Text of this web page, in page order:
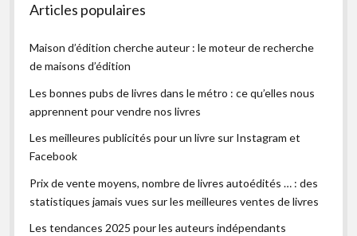
Articles populaires
Maison d’édition cherche auteur : le moteur de recherche
de maisons d’édition
Les bonnes pubs de livres dans le métro : ce qu’elles nous
apprennent pour vendre nos livres
Les meilleures publicités pour un livre sur Instagram et
Facebook
Prix de vente moyens, nombre de livres autoédités … : des
statistiques jamais vues sur les meilleures ventes de livres
Les tendances 2025 pour les auteurs indépendants